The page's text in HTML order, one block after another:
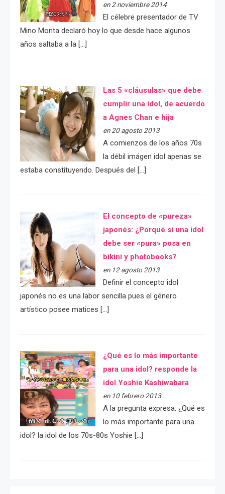
en 2 noviembre 2014
El célebre presentador de TV
Mino Monta declaró hoy lo que desde hace algunos
años saltaba a la […]
Las 5 «cláusulas» que debe
cumplir una idol, de acuerdo
a Agnes Chan e hija
en 20 agosto 2013
A comienzos de los años 70s
la débil imágen idol apenas se
estaba constituyendo. Después del […]
El concepto de «pureza»
japonés: ¿Porqué si una idol
debe ser «pura» posa en
bikini y photobooks?
en 12 agosto 2013
Definir el concepto idol
japonés no es una labor sencilla pues el género
artístico posee matices […]
¿Qué es lo más importante
para una idol? responde la
idol Yoshie Kashiwabara
en 10 febrero 2013
A la pregunta expresa: ¿Qué es
lo más importante para una
idol? la idol de los 70s-80s Yoshie […]